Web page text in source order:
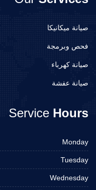
صيانة ميكانيكا
فحص وبرمجة
صيانة كهرباء
صيانة عفشة
Service Hours
Monday
Tuesday
Wednesday